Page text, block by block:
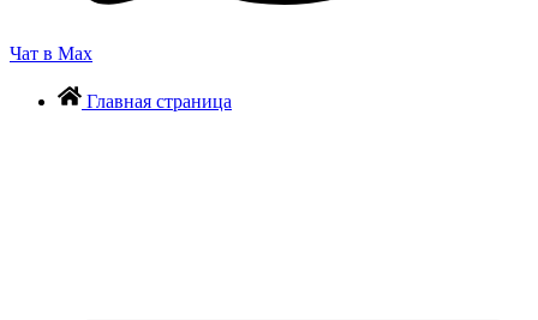
Чат в Max
Главная страница